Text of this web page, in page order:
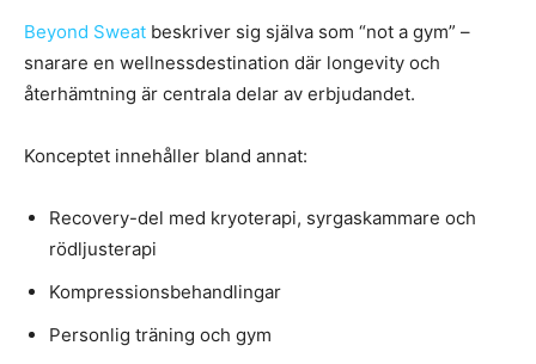
Beyond Sweat beskriver sig själva som “not a gym” –
snarare en wellnessdestination där longevity och
återhämtning är centrala delar av erbjudandet.
Konceptet innehåller bland annat:
Recovery-del med kryoterapi, syrgaskammare och
rödljusterapi
Kompressionsbehandlingar
Personlig träning och gym